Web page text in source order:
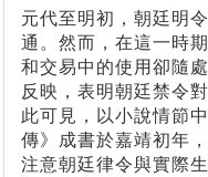
元代至明初，朝廷明
通。然而，在這一時
和交易中的使用卻隨
反映，表明朝廷禁令
此可見，以小說情節
傳》成書於嘉靖初年
注意朝廷律令與實際